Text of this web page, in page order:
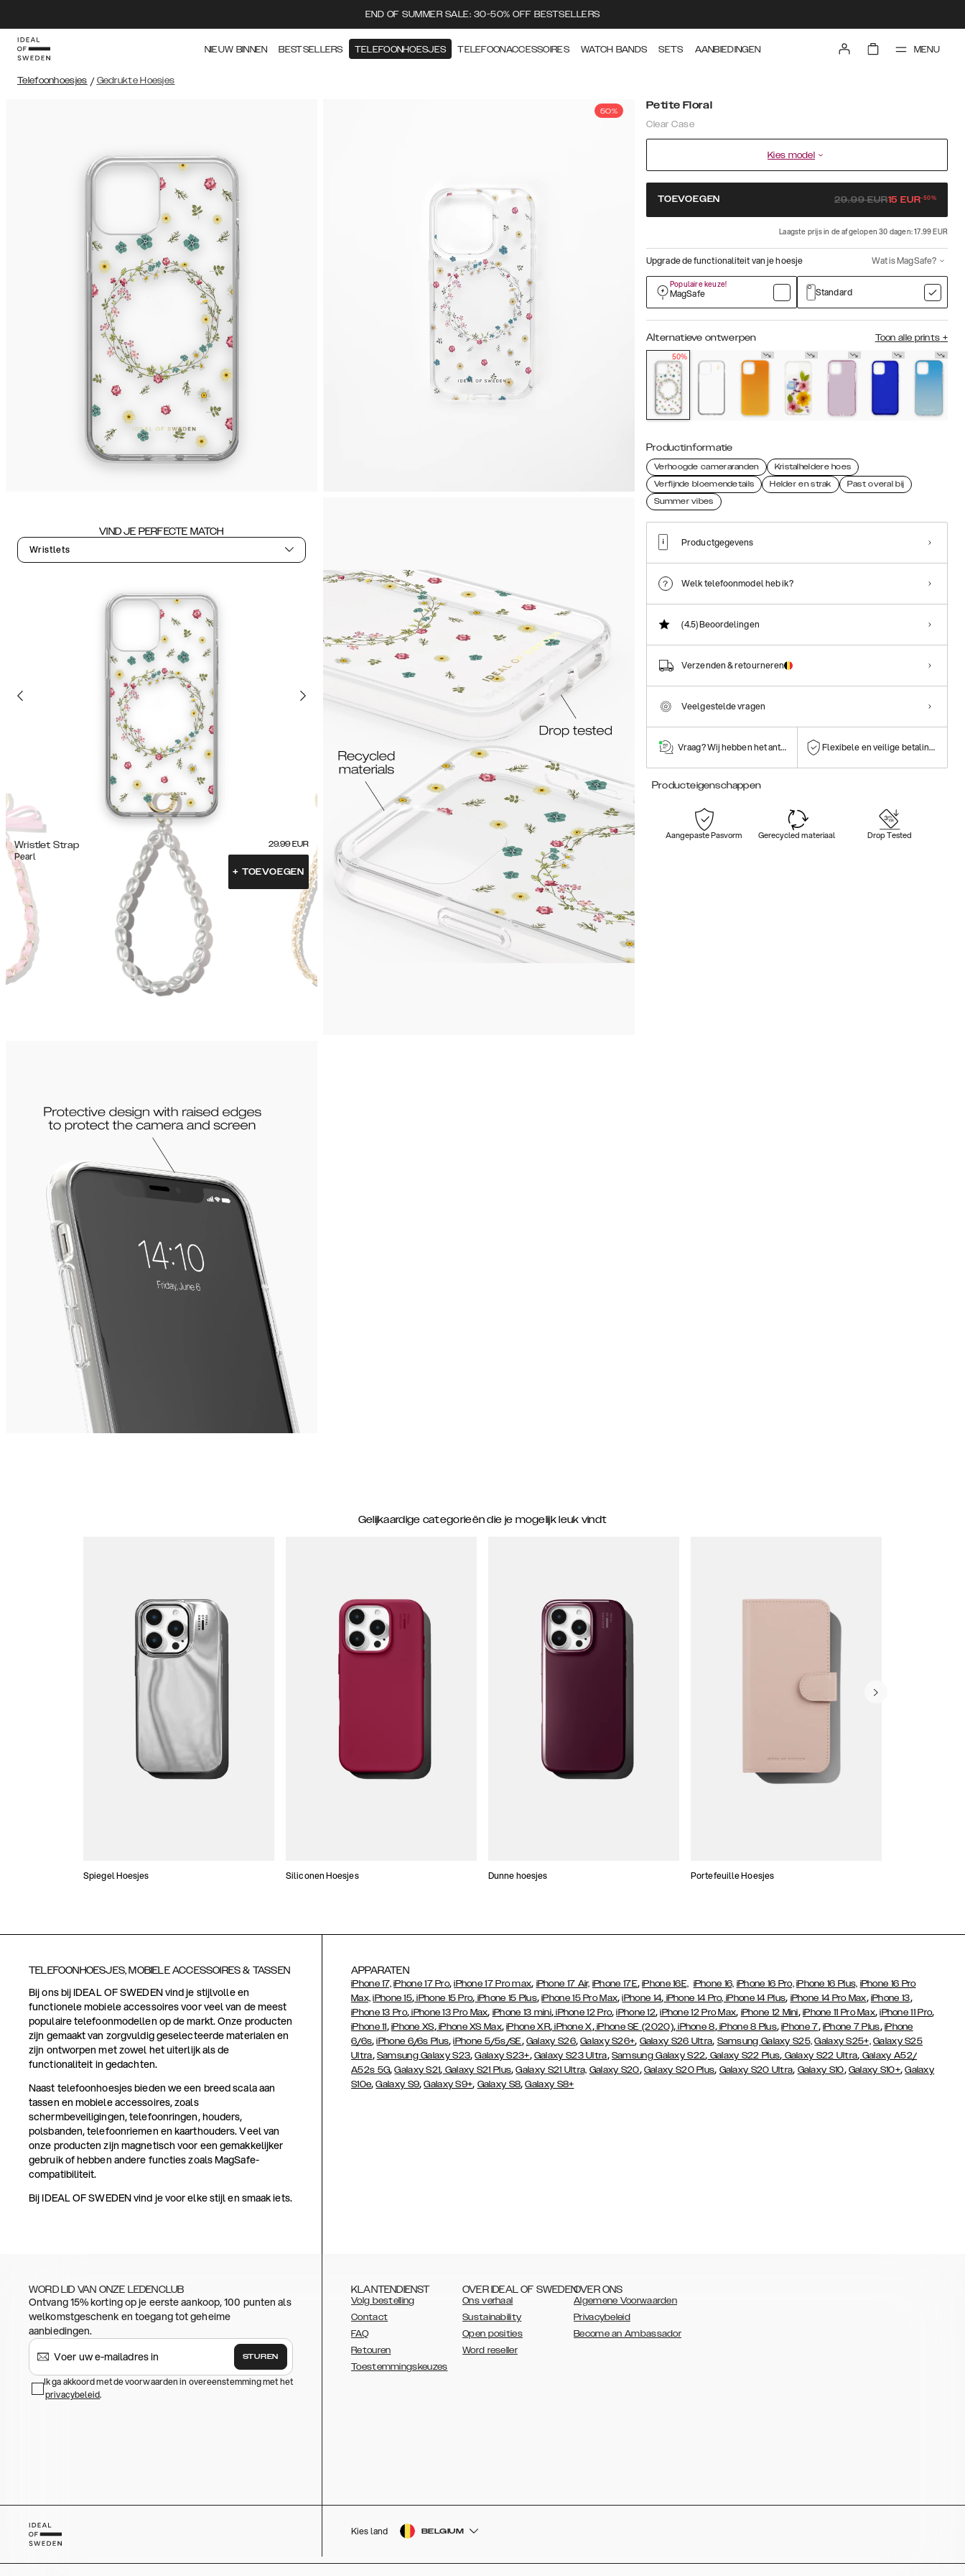
END OF SUMMER SALE: 30-50% OFF BESTSELLERS
NIEUW BINNEN BESTSELLERS TELEFOONHOESJES TELEFOONACCESSOIRES WATCH BANDS SETS AANBIEDINGEN MENU
Telefoonhoesjes / Gedrukte Hoesjes
50%
VIND JE PERFECTE MATCH
Wristlets
Wristlet Strap
Pearl
29.99 EUR
+ TOEVOEGEN
Petite Floral
Clear Case
Kies model
TOEVOEGEN 29.99EUR15 EUR-50%
Laagste prijs in de afgelopen 30 dagen: 17.99 EUR
Upgrade de functionaliteit van je hoesje Wat is MagSafe?
Populaire keuze!
MagSafe Standard
Alternatieve ontwerpen Toon alle prints +
50%
Productinformatie
Verhoogde cameraranden
Kristalheldere hoes
Verfijnde bloemendetails
Helder en strak
Past overal bij
Summer vibes
Productgegevens
Welk telefoonmodel heb ik?
(4.5)Beoordelingen
Verzenden & retourneren
Veelgestelde vragen
Vraag? Wij hebben het antwoord! Flexibele en veilige betalingen
Producteigenschappen
Aangepaste Pasvorm Gerecycled materiaal Drop Tested
Gelijkaardige categorieën die je mogelijk leuk vindt
Spiegel Hoesjes Siliconen Hoesjes Dunne hoesjes Portefeuille Hoesjes
TELEFOONHOESJES, MOBIELE ACCESSOIRES & TASSEN
Bij ons bij IDEAL OF SWEDEN vind je stijlvolle en
functionele mobiele accessoires voor veel van de meest
populaire telefoonmodellen op de markt. Onze producten
zijn gemaakt van zorgvuldig geselecteerde materialen en
zijn ontworpen met zowel het uiterlijk als de
functionaliteit in gedachten.
Naast telefoonhoesjes bieden we een breed scala aan
tassen en mobiele accessoires, zoals
schermbeveiligingen, telefoonringen, houders,
polsbanden, telefoonriemen en kaarthouders. Veel van
onze producten zijn magnetisch voor een gemakkelijker
gebruik of hebben andere functies zoals MagSafe-
compatibiliteit.
Bij IDEAL OF SWEDEN vind je voor elke stijl en smaak iets.
APPARATEN
iPhone 17, iPhone 17 Pro,iPhone 17 Pro max, iPhone 17 Air, iPhone 17E,iPhone 16E, iPhone 16, iPhone 16 Pro, iPhone 16 Plus, iPhone 16 Pro
Max, iPhone 15, iPhone 15 Pro, iPhone 15 Plus,iPhone 15 Pro Max,iPhone 14, iPhone 14 Pro, iPhone 14 Plus, iPhone 14 Pro Max, iPhone 13,
iPhone 13 Pro, iPhone 13 Pro Max, iPhone 13 mini,iPhone 12 Pro,iPhone 12,iPhone 12 Pro Max, iPhone 12 Mini, iPhone 11 Pro Max,iPhone 11 Pro,
iPhone 11, iPhone XS,iPhone XS Max,iPhone XR,iPhone X,iPhone SE (2020),iPhone 8,iPhone 8 Plus,iPhone 7, iPhone 7 Plus, iPhone
6/6s,iPhone 6/6s Plus,iPhone 5/5s/SE, Galaxy S26,Galaxy S26+, Galaxy S26 Ultra, Samsung Galaxy S25, Galaxy S25+, Galaxy S25
Ultra, Samsung Galaxy S23,Galaxy S23+, Galaxy S23 Ultra, Samsung Galaxy S22, Galaxy S22 Plus, Galaxy S22 Ultra, Galaxy A52/
A52s 5G,Galaxy S21, Galaxy S21 Plus,Galaxy S21 Ultra, Galaxy S20, Galaxy S20 Plus, Galaxy S20 Ultra, Galaxy S10, Galaxy S10+,Galaxy
S10e,Galaxy S9,Galaxy S9+, Galaxy S8,Galaxy S8+
WORD LID VAN ONZE LEDENCLUB
Ontvang 15% korting op je eerste aankoop, 100 punten als
welkomstgeschenk en toegang tot geheime
aanbiedingen.
STUREN
Ik ga akkoord met de voorwaarden in overeenstemming met het
privacybeleid.
KLANTENDIENST
Volg bestelling
Contact
FAQ
Retouren
Toestemmingskeuzes
OVER IDEAL OF SWEDEN
Ons verhaal
Sustainability
Open posities
Word reseller
OVER ONS
Algemene Voorwaarden
Privacybeleid
Become an Ambassador
Kies land BELGIUM
AUSTRALIA
ESPAÑOL